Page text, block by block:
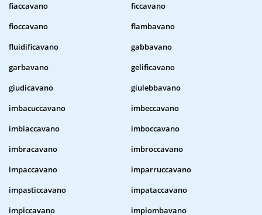
fiaccavano
ficcavano
fioccavano
flambavano
fluidificavano
gabbavano
garbavano
gelificavano
giudicavano
giulebbavano
imbacuccavano
imbeccavano
imbiaccavano
imboccavano
imbracavano
imbroccavano
impaccavano
imparruccavano
impasticcavano
impataccavano
impiccavano
impiombavano